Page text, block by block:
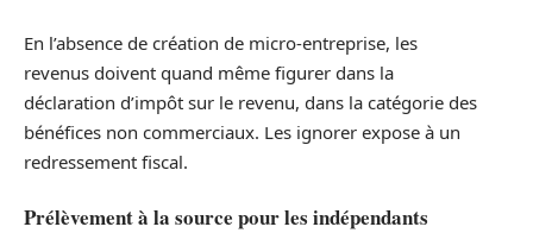
En l’absence de création de micro-entreprise, les
revenus doivent quand même figurer dans la
déclaration d’impôt sur le revenu, dans la catégorie des
bénéfices non commerciaux. Les ignorer expose à un
redressement fiscal.
Prélèvement à la source pour les indépendants